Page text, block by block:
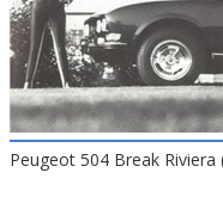
Peugeot 504 Break Riviera